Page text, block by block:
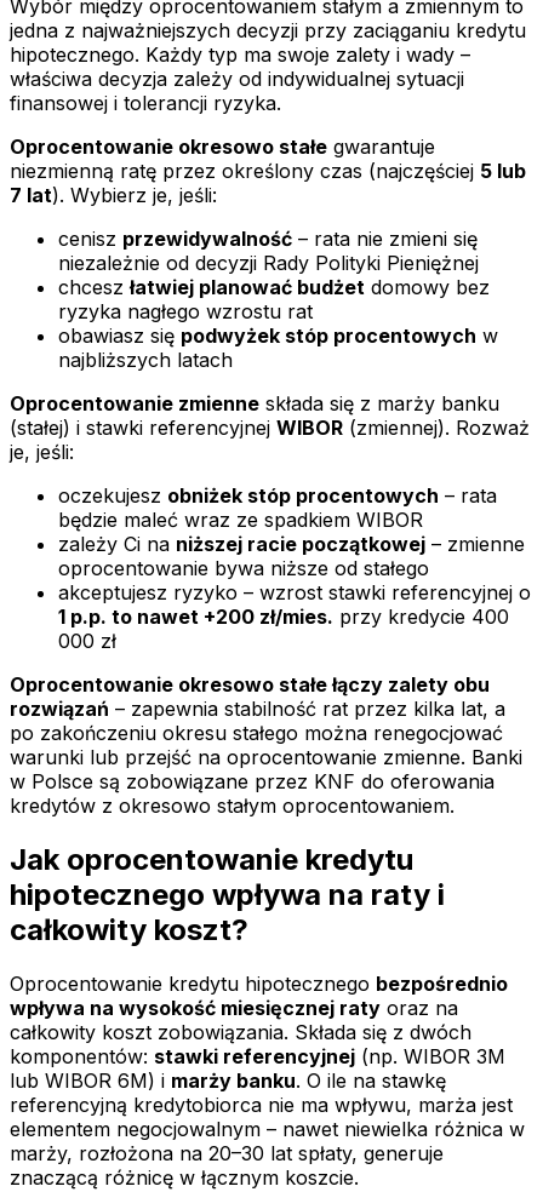
Wybór między oprocentowaniem stałym a zmiennym to
jedna z najważniejszych decyzji przy zaciąganiu kredytu
hipotecznego. Każdy typ ma swoje zalety i wady –
właściwa decyzja zależy od indywidualnej sytuacji
finansowej i tolerancji ryzyka.
Oprocentowanie okresowo stałe gwarantuje
niezmienną ratę przez określony czas (najczęściej 5 lub
7 lat). Wybierz je, jeśli:
cenisz przewidywalność – rata nie zmieni się
niezależnie od decyzji Rady Polityki Pieniężnej
chceszłatwiej planować budżet domowy bez
ryzyka nagłego wzrostu rat
obawiasz się podwyżek stóp procentowych w
najbliższych latach
Oprocentowanie zmienne składa się z marży banku
(stałej) i stawki referencyjnej WIBOR (zmiennej). Rozważ
je, jeśli:
oczekujesz obniżek stóp procentowych – rata
będzie maleć wraz ze spadkiem WIBOR
zależy Ci na niższej racie początkowej – zmienne
oprocentowanie bywa niższe od stałego
akceptujesz ryzyko – wzrost stawki referencyjnej o
1 p.p. to nawet +200 zł/mies. przy kredycie 400
000 zł
Oprocentowanie okresowo stałe łączy zalety obu
rozwiązań – zapewnia stabilność rat przez kilka lat, a
po zakończeniu okresu stałego można renegocjować
warunki lub przejść na oprocentowanie zmienne. Banki
w Polsce są zobowiązane przez KNF do oferowania
kredytów z okresowo stałym oprocentowaniem.
Jak oprocentowanie kredytu
hipotecznego wpływa na raty i
całkowity koszt?
Oprocentowanie kredytu hipotecznego bezpośrednio
wpływa na wysokość miesięcznej raty oraz na
całkowity koszt zobowiązania. Składa się z dwóch
komponentów: stawki referencyjnej (np. WIBOR 3M
lub WIBOR 6M) i marży banku. O ile na stawkę
referencyjną kredytobiorca nie ma wpływu, marża jest
elementem negocjowalnym – nawet niewielka różnica w
marży, rozłożona na 20–30 lat spłaty, generuje
znaczącą różnicę w łącznym koszcie.